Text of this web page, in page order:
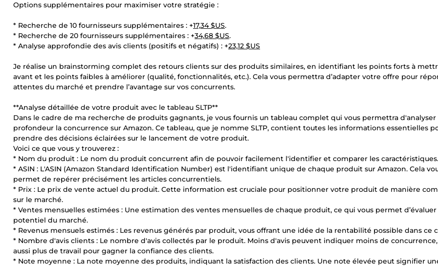
Options supplémentaires pour maximiser votre stratégie :
* Recherche de 10 fournisseurs supplémentaires : +17,34 $US.
* Recherche de 20 fournisseurs supplémentaires : +34,68 $US.
* Analyse approfondie des avis clients (positifs et négatifs) : +23,12 $US
Je réalise un brainstorming complet des retours clients sur des produits similaires, en identifiant les points forts à
avant et les points faibles à améliorer (qualité, fonctionnalités, etc.). Cela vous permettra d’adapter votre offre pour
attentes du marché et prendre l’avantage sur vos concurrents.
**Analyse détaillée de votre produit avec le tableau SLTP**
Dans le cadre de ma recherche de produits gagnants, je vous fournis un tableau complet qui vous permettra d'analyser
profondeur la concurrence sur Amazon. Ce tableau, que je nomme SLTP, contient toutes les informations essentielles
prendre des décisions éclairées sur le lancement de votre produit.
Voici ce que vous y trouverez :
* Nom du produit : Le nom du produit concurrent afin de pouvoir facilement l'identifier et comparer les caractéristiques.
* ASIN : L'ASIN (Amazon Standard Identification Number) est l'identifiant unique de chaque produit sur Amazon. Cela
permet de repérer précisément les articles concurrentiels.
* Prix : Le prix de vente actuel du produit. Cette information est cruciale pour positionner votre produit de manière
sur le marché.
* Ventes mensuelles estimées : Une estimation des ventes mensuelles de chaque produit, ce qui vous permet d’évaluer
potentiel du marché.
* Revenus mensuels estimés : Les revenus générés par produit, vous offrant une idée de la rentabilité possible dans ce
* Nombre d'avis clients : Le nombre d'avis collectés par le produit. Moins d'avis peuvent indiquer moins de
aussi plus de travail pour gagner la confiance des clients.
* Note moyenne : La note moyenne des produits, indiquant la satisfaction des clients. Une note élevée peut signifier